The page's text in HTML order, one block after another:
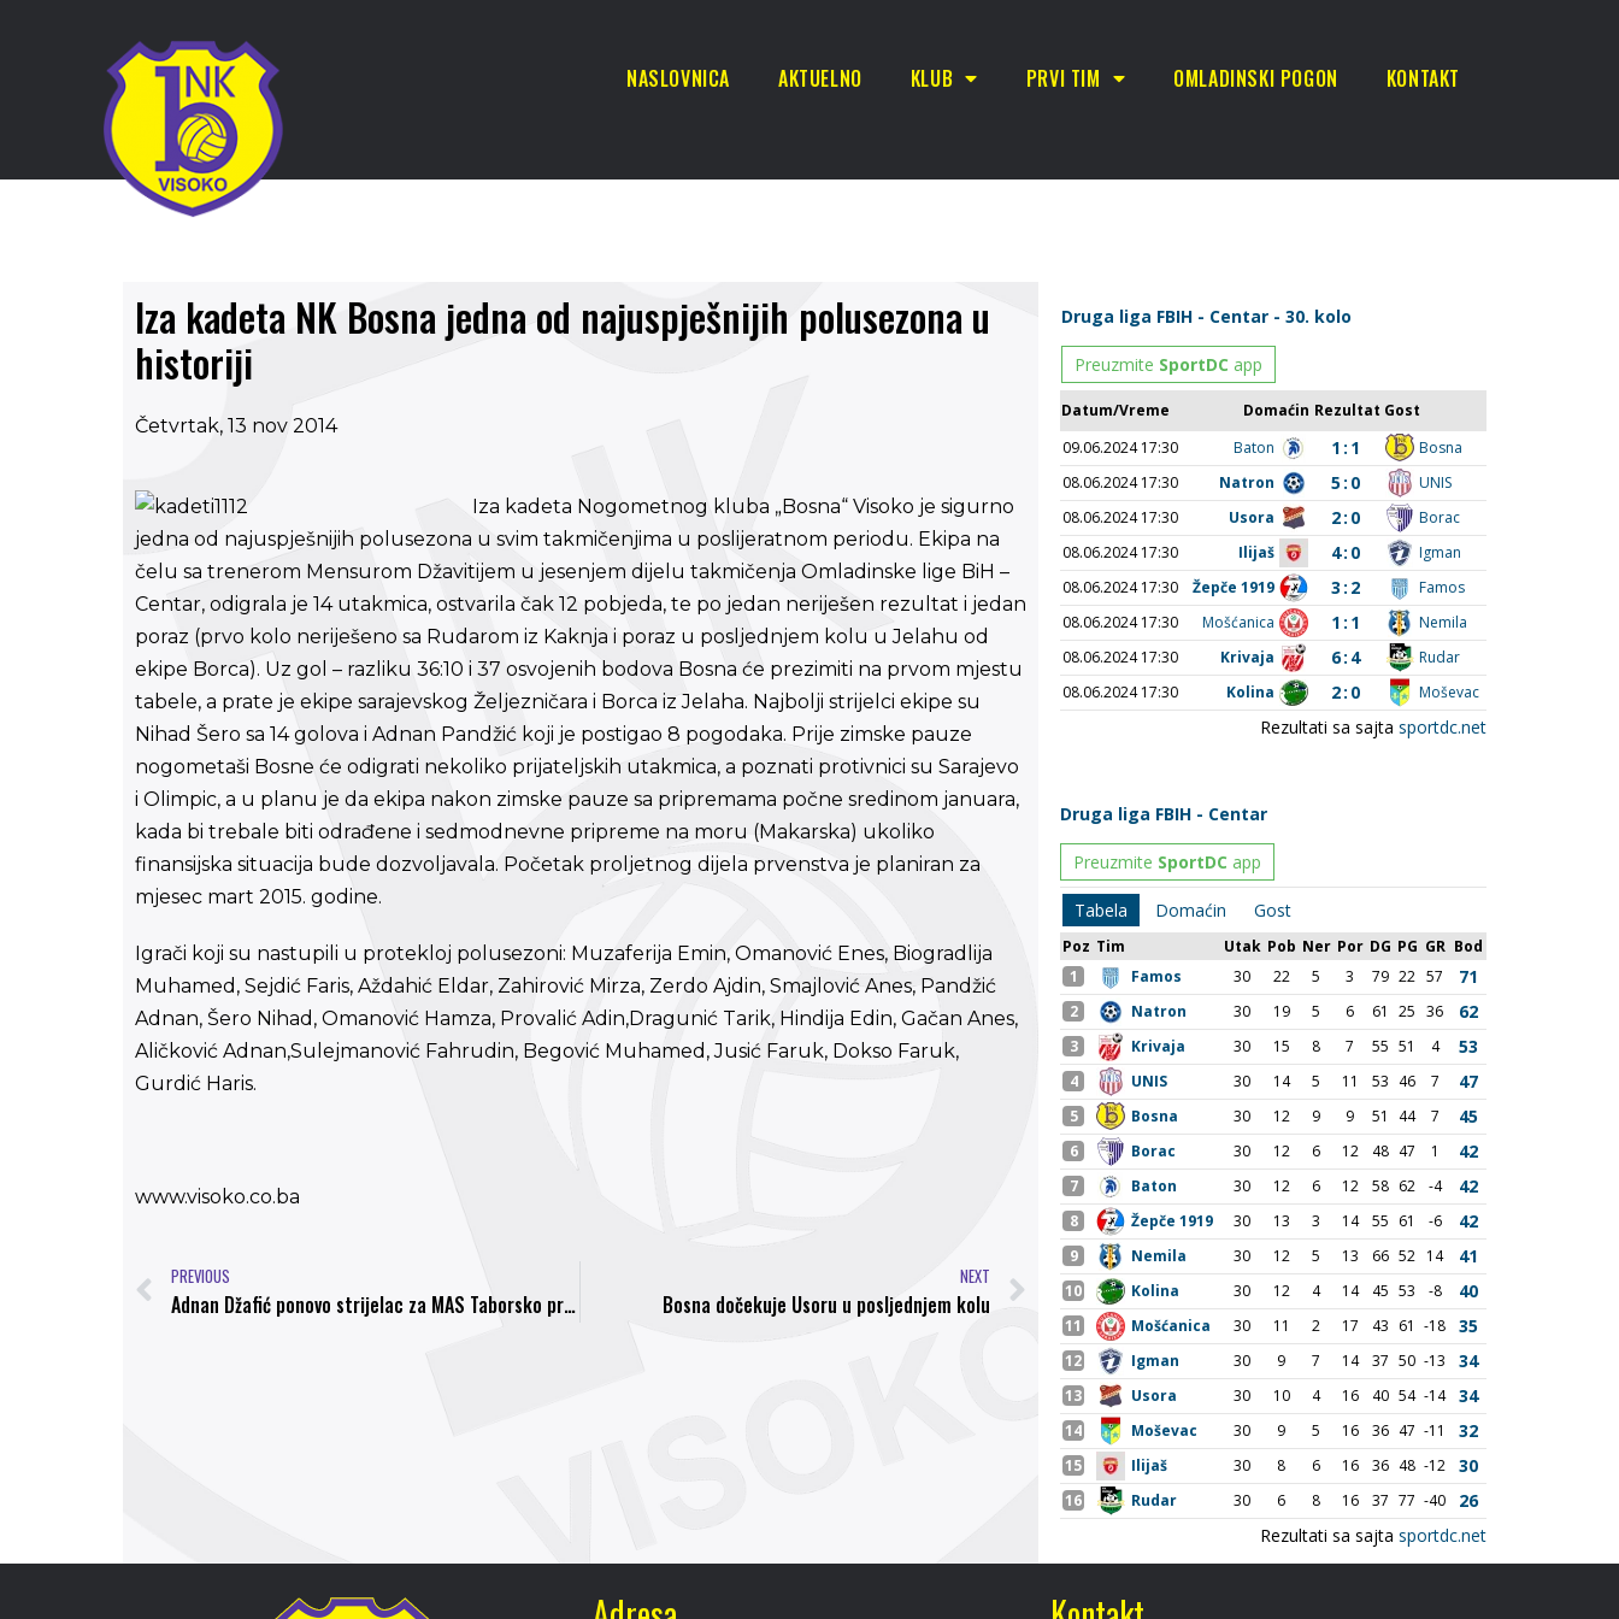
NASLOVNICA AKTUELNO KLUB PRVI TIM OMLADINSKI POGON KONTAKT
Iza kadeta NK Bosna jedna od najuspješnijih polusezona u
historiji
Četvrtak, 13 nov 2014
Iza kadeta Nogometnog kluba „Bosna“ Visoko je sigurno
jedna od najuspješnijih polusezona u svim takmičenjima u poslijeratnom periodu. Ekipa na
čelu sa trenerom Mensurom Džavitijem u jesenjem dijelu takmičenja Omladinske lige BiH –
Centar, odigrala je 14 utakmica, ostvarila čak 12 pobjeda, te po jedan neriješen rezultat i jedan
poraz (prvo kolo neriješeno sa Rudarom iz Kaknja i poraz u posljednjem kolu u Jelahu od
ekipe Borca). Uz gol – razliku 36:10 i 37 osvojenih bodova Bosna će prezimiti na prvom mjestu
tabele, a prate je ekipe sarajevskog Željezničara i Borca iz Jelaha. Najbolji strijelci ekipe su
Nihad Šero sa 14 golova i Adnan Pandžić koji je postigao 8 pogodaka. Prije zimske pauze
nogometaši Bosne će odigrati nekoliko prijateljskih utakmica, a poznati protivnici su Sarajevo
i Olimpic, a u planu je da ekipa nakon zimske pauze sa pripremama počne sredinom januara,
kada bi trebale biti odrađene i sedmodnevne pripreme na moru (Makarska) ukoliko
finansijska situacija bude dozvoljavala. Početak proljetnog dijela prvenstva je planiran za
mjesec mart 2015. godine.
Igrači koji su nastupili u protekloj polusezoni: Muzaferija Emin, Omanović Enes, Biogradlija
Muhamed, Sejdić Faris, Aždahić Eldar, Zahirović Mirza, Zerdo Ajdin, Smajlović Anes, Pandžić
Adnan, Šero Nihad, Omanović Hamza, Provalić Adin,Dragunić Tarik, Hindija Edin, Gačan Anes,
Aličković Adnan,Sulejmanović Fahrudin, Begović Muhamed, Jusić Faruk, Dokso Faruk,
Gurdić Haris.
www.visoko.co.ba
PREVIOUS
Adnan Džafić ponovo strijelac za MAS Taborsko protiv Zlina
NEXT
Bosna dočekuje Usoru u posljednjem kolu